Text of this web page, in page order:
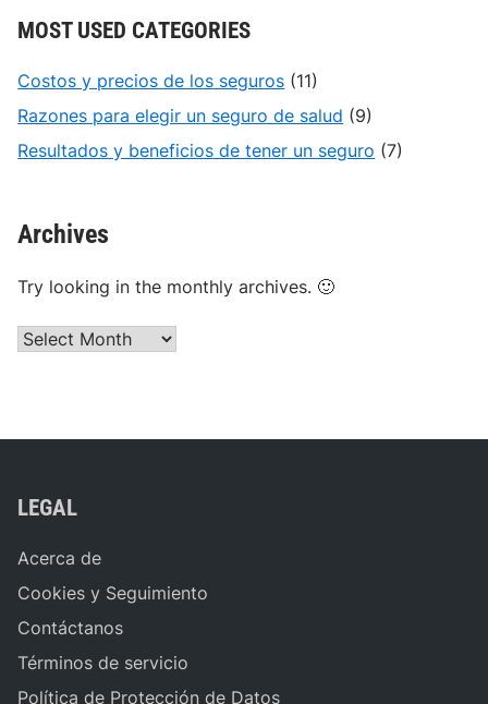
MOST USED CATEGORIES
Costos y precios de los seguros (11)
Razones para elegir un seguro de salud (9)
Resultados y beneficios de tener un seguro (7)
Archives
Try looking in the monthly archives. 🙂
Archives
LEGAL
Acerca de
Cookies y Seguimiento
Contáctanos
Términos de servicio
Política de Protección de Datos